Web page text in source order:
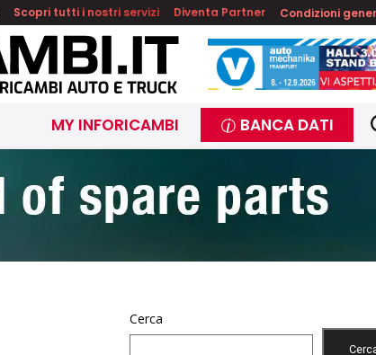
Scopri tutti i nostri servizi Diventa Partner Condizioni
MY INFORICAMBI BANCA DATI
Cerca